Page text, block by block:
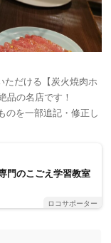
ただける【炭火焼肉ホ
品の名店です！
を一部追記・修正し
門のこごえ学習教室
ロコサポーター